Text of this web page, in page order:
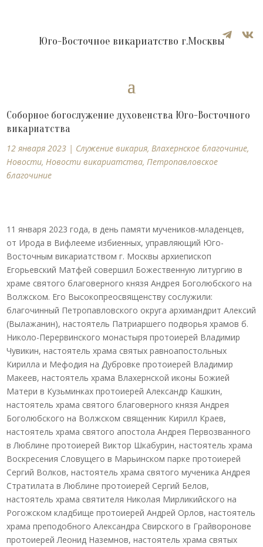
 
Юго-Восточное викариатство г.Москвы
Соборное богослужение духовенства Юго-Восточного
викариатства
12 января 2023 | Cлужение викария,Влахернское благочиние,
Новости,Новости викариатства,Петропавловское
благочиние
11 января 2023 года, в день памяти мучеников-младенцев,
от Ирода в Вифлееме избиенных, управляющий Юго-
Восточным викариатством г. Москвы архиепископ
Егорьевский Матфей совершил Божественную литургию в
храме святого благоверного князя Андрея Боголюбского на
Волжском. Его Высокопреосвященству сослужили:
благочинный Петропавловского округа архимандрит Алексий
(Вылажанин), настоятель Патриаршего подворья храмов б.
Николо-Перервинского монастыря протоиерей Владимир
Чувикин, настоятель храма святых равноапостольных
Кирилла и Мефодия на Дубровке протоиерей Владимир
Макеев, настоятель храма Влахернской иконы Божией
Матери в Кузьминках протоиерей Александр Кашкин,
настоятель храма святого благоверного князя Андрея
Боголюбского на Волжском священник Кирилл Краев,
настоятель храма святого апостола Андрея Первозванного
в Люблине протоиерей Виктор Шкабурин, настоятель храма
Воскресения Словущего в Марьинском парке протоиерей
Сергий Волков, настоятель храма святого мученика Андрея
Стратилата в Люблине протоиерей Сергий Белов,
настоятель храма святителя Николая Мирликийского на
Рогожском кладбище протоиерей Андрей Орлов, настоятель
храма преподобного Александра Свирского в Грайворонове
протоиерей Леонид Наземнов, настоятель храма святых